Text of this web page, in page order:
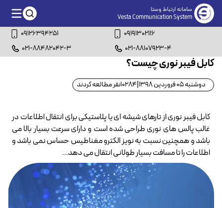
سامانه ارتباط وستا
Vesta Communication System
09126394251
09191302116
021-88482042-3
021-88107923-4
کابل فیبر نوری چیست؟
دوشنبه 05 فروردین 1398 10284نفر مطالعه کردند
کابل فیبر نوری از تارهای شیشه ای یا پلاستیکی برای انتقال اطلاعات در
غالب پالس های نوری طراحی شده است و دارای سرعت بسیار بالا می
باشد و همچنین نسبت به نویز الکترو مغناطیس حساس نمی باشد و
اطلاعات را تا مسافت بسیار طولانی انتقال می دهد...